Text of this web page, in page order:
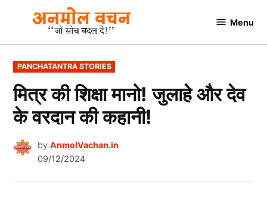
content
AnmolVachan.in
Menu
POSTED
IN
PANCHATANTRA STORIES
मित्र की शिक्षा मानो! जुलाहे और देव
के वरदान की कहानी!
by AnmolVachan.in
09/12/2024